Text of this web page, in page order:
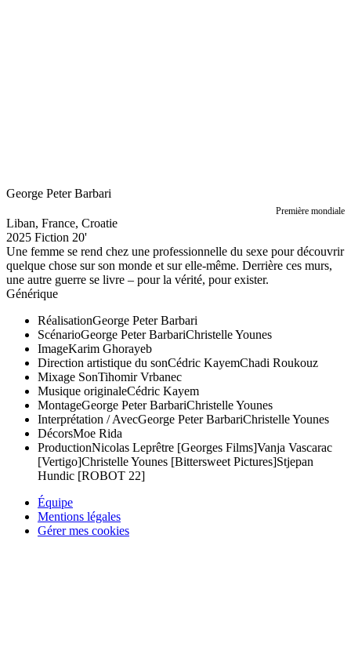
George Peter Barbari
Première mondiale
Liban, France, Croatie
2025 Fiction 20'
Une femme se rend chez une professionnelle du sexe pour découvrir
quelque chose sur son monde et sur elle-même. Derrière ces murs,
une autre guerre se livre – pour la vérité, pour exister.
Générique
RéalisationGeorge Peter Barbari
ScénarioGeorge Peter BarbariChristelle Younes
ImageKarim Ghorayeb
Direction artistique du sonCédric KayemChadi Roukouz
Mixage SonTihomir Vrbanec
Musique originaleCédric Kayem
MontageGeorge Peter BarbariChristelle Younes
Interprétation / AvecGeorge Peter BarbariChristelle Younes
DécorsMoe Rida
ProductionNicolas Leprêtre [Georges Films]Vanja Vascarac
[Vertigo]Christelle Younes [Bittersweet Pictures]Stjepan
Hundic [ROBOT 22]
Équipe
Mentions légales
Gérer mes cookies